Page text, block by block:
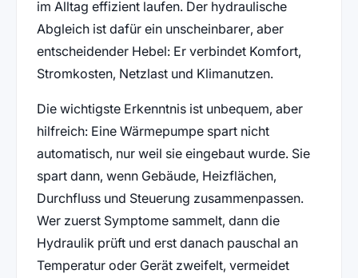
im Alltag effizient laufen. Der hydraulische
Abgleich ist dafür ein unscheinbarer, aber
entscheidender Hebel: Er verbindet Komfort,
Stromkosten, Netzlast und Klimanutzen.
Die wichtigste Erkenntnis ist unbequem, aber
hilfreich: Eine Wärmepumpe spart nicht
automatisch, nur weil sie eingebaut wurde. Sie
spart dann, wenn Gebäude, Heizflächen,
Durchfluss und Steuerung zusammenpassen.
Wer zuerst Symptome sammelt, dann die
Hydraulik prüft und erst danach pauschal an
Temperatur oder Gerät zweifelt, vermeidet